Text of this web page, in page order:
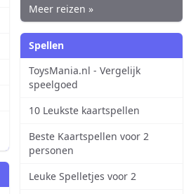
Meer reizen »
Spellen
ToysMania.nl - Vergelijk
speelgoed
10 Leukste kaartspellen
Beste Kaartspellen voor 2
personen
Leuke Spelletjes voor 2